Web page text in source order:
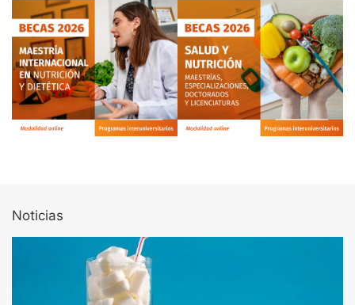
Noticias